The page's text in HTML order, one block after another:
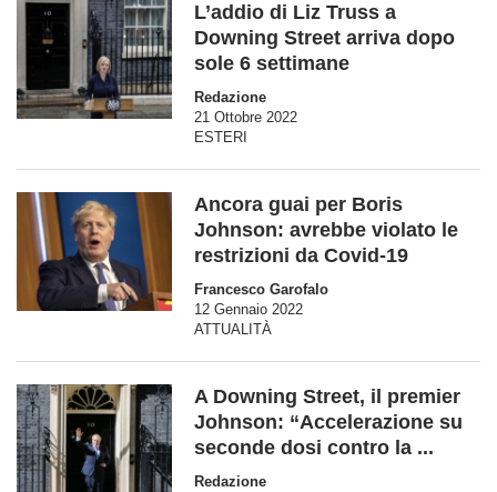
L’addio di Liz Truss a
Downing Street arriva dopo
sole 6 settimane
Redazione
21 Ottobre 2022
ESTERI
Ancora guai per Boris
Johnson: avrebbe violato le
restrizioni da Covid-19
Francesco Garofalo
12 Gennaio 2022
ATTUALITÀ
A Downing Street, il premier
Johnson: “Accelerazione su
seconde dosi contro la ...
Redazione